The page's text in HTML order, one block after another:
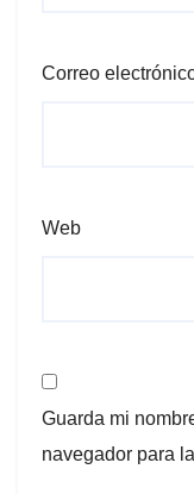
Correo
Web
Guarda mi
navegador para